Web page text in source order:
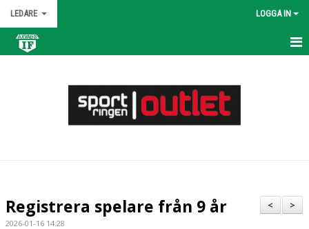
LEDARE LOGGA IN
BILDGALLERI
>
<
Registrera spelare från 9 år
2026-01-16 14:28